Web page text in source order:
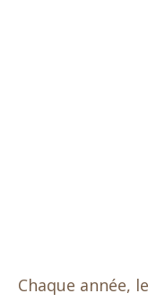
Chaque année,